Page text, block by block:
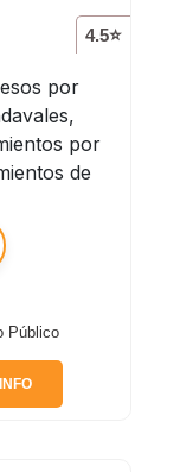
4.5⭐
por
por
de
Público